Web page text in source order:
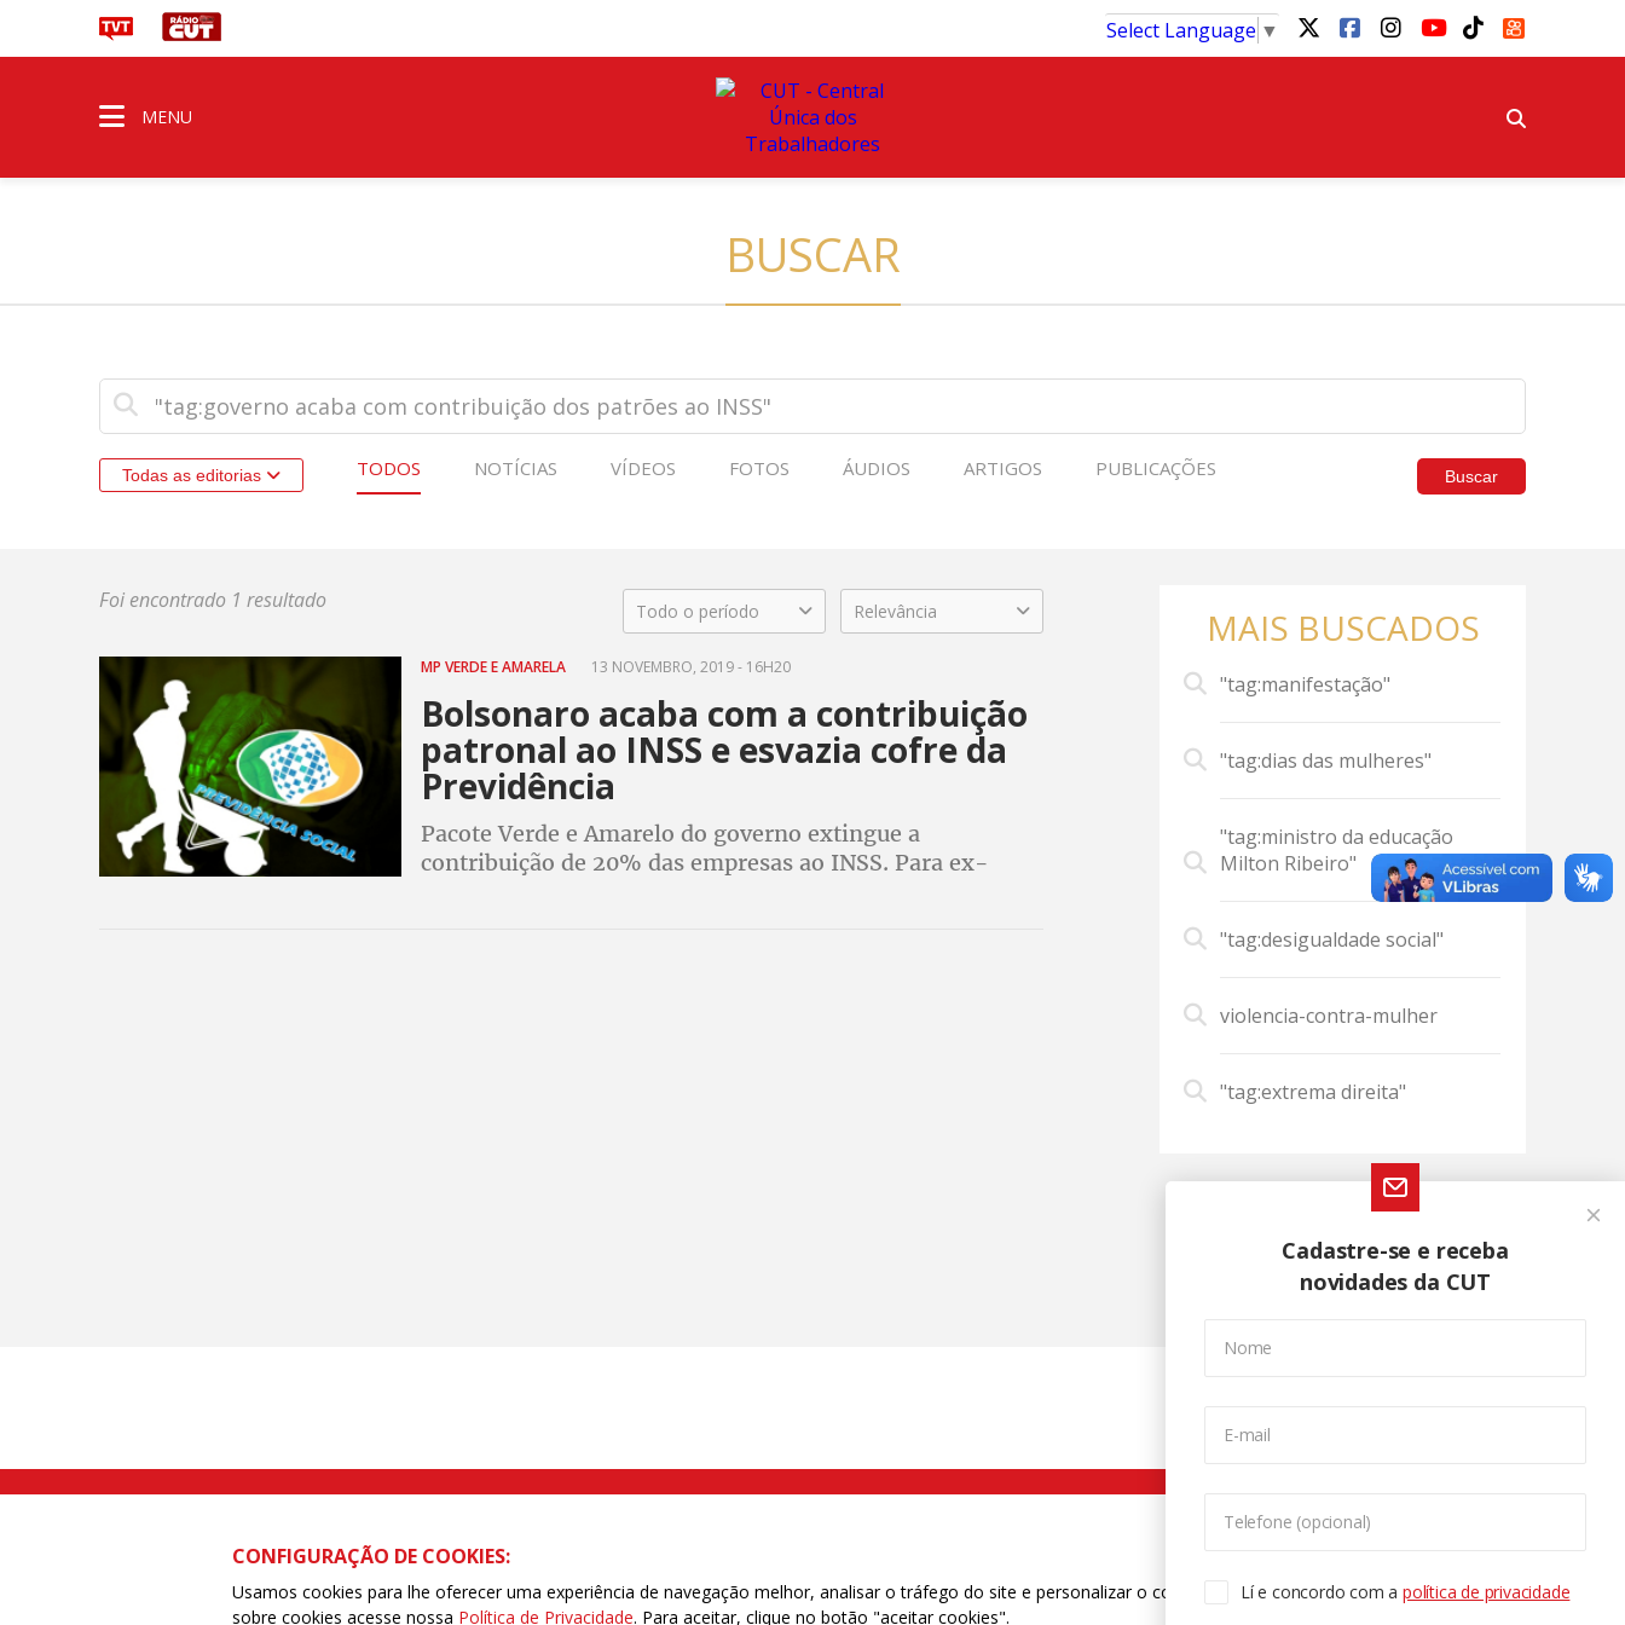
Select Language ▼
MENU
BUSCAR
Todas as editorias TODOS NOTÍCIAS VÍDEOS FOTOS ÁUDIOS ARTIGOS PUBLICAÇÕES Buscar
Foi encontrado 1 resultado Todo o período Relevância
MP VERDE E AMARELA 13 NOVEMBRO, 2019 - 16H20
Bolsonaro acaba com a contribuição
patronal ao INSS e esvazia cofre da
Previdência
Pacote Verde e Amarelo do governo extingue a
contribuição de 20% das empresas ao INSS. Para ex-
MAIS BUSCADOS
"tag:manifestação"
"tag:dias das mulheres"
"tag:ministro da educação
Milton Ribeiro"
"tag:desigualdade social"
violencia-contra-mulher
"tag:extrema direita"
Cadastre-se e receba
novidades da CUT
Nome
E-mail
Telefone (opcional)
Lí e concordo com apolítica de privacidade
Rua Caetano Pinto nº 575 CEP 03041-000 Brás, São Paulo/SP | Telefone (11) 2108 9200 - Fax (11) 2108 9310
CONFIGURAÇÃO DE COOKIES:
Usamos cookies para lhe oferecer uma experiência de navegação melhor, analisar o tráfego do site e personalizar o conteúdo. Para saber mais
sobre cookies acesse nossa Política de Privacidade. Para aceitar, clique no botão "aceitar cookies".